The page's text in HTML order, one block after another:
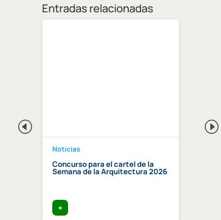
Entradas relacionadas
Noticias
Concurso para el cartel de la
Semana de la Arquitectura 2026
+